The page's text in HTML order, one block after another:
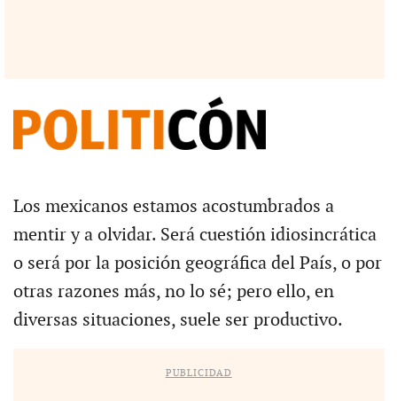
Los mexicanos estamos acostumbrados a
mentir y a olvidar. Será cuestión idiosincrática
o será por la posición geográfica del País, o por
otras razones más, no lo sé; pero ello, en
diversas situaciones, suele ser productivo.
PUBLICIDAD